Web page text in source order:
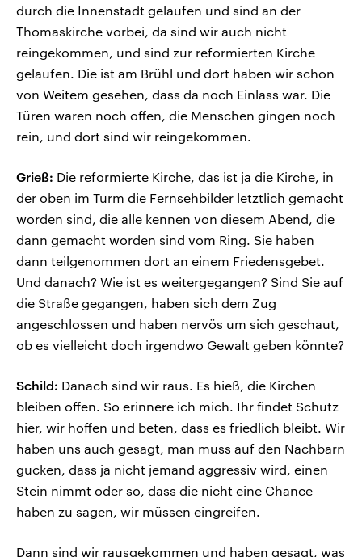
durch die Innenstadt gelaufen und sind an der
Thomaskirche vorbei, da sind wir auch nicht
reingekommen, und sind zur reformierten Kirche
gelaufen. Die ist am Brühl und dort haben wir schon
von Weitem gesehen, dass da noch Einlass war. Die
Türen waren noch offen, die Menschen gingen noch
rein, und dort sind wir reingekommen.
Grieß: Die reformierte Kirche, das ist ja die Kirche, in
der oben im Turm die Fernsehbilder letztlich gemacht
worden sind, die alle kennen von diesem Abend, die
dann gemacht worden sind vom Ring. Sie haben
dann teilgenommen dort an einem Friedensgebet.
Und danach? Wie ist es weitergegangen? Sind Sie auf
die Straße gegangen, haben sich dem Zug
angeschlossen und haben nervös um sich geschaut,
ob es vielleicht doch irgendwo Gewalt geben könnte?
Schild: Danach sind wir raus. Es hieß, die Kirchen
bleiben offen. So erinnere ich mich. Ihr findet Schutz
hier, wir hoffen und beten, dass es friedlich bleibt. Wir
haben uns auch gesagt, man muss auf den Nachbarn
gucken, dass ja nicht jemand aggressiv wird, einen
Stein nimmt oder so, dass die nicht eine Chance
haben zu sagen, wir müssen eingreifen.
Dann sind wir rausgekommen und haben gesagt, was